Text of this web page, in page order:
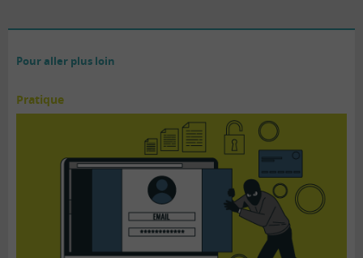
Pour aller plus loin
Pratique